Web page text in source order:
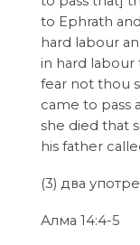
to Ephrath
hard labour
in hard
fear not thou
came to pass
she died that
his father
(3) два
Алма 14:4-5